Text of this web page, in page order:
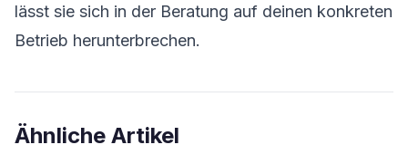
lässt sie sich in der Beratung auf deinen konkreten
Betrieb herunterbrechen.
Ähnliche Artikel